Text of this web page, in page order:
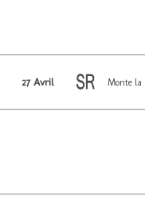
27 Avril Monte la